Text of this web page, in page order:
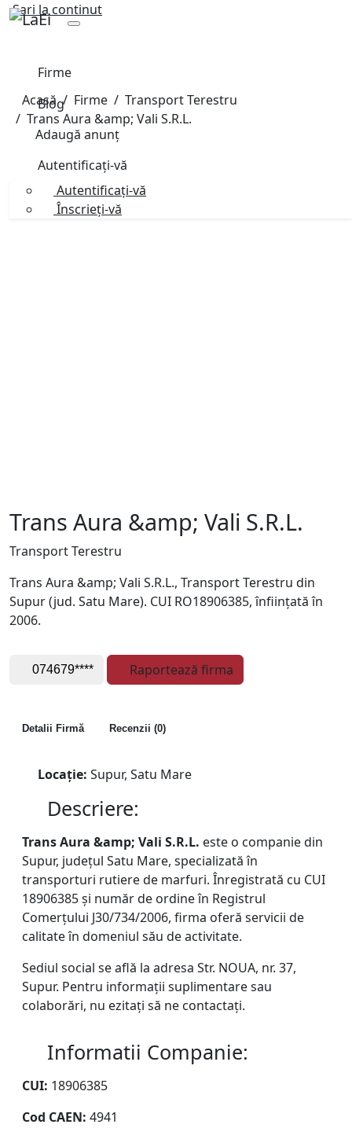
Sari la continut
Firme
Blog
Adaugă anunț
Autentificați-vă
Autentificați-vă
Înscrieți-vă
Acasă Firme
Transport Terestru
Trans Aura &amp; Vali S.R.L.
Trans Aura &amp; Vali S.R.L.
Transport Terestru
Trans Aura &amp; Vali S.R.L., Transport Terestru din
Supur (jud. Satu Mare). CUI RO18906385, înființată în
2006.
074679**** Raportează firma
Detalii Firmă Recenzii (0)
Locație: Supur, Satu Mare
Descriere:
Trans Aura &amp; Vali S.R.L. este o companie din
Supur, județul Satu Mare, specializată în
transporturi rutiere de marfuri. Înregistrată cu CUI
18906385 și număr de ordine în Registrul
Comerțului J30/734/2006, firma oferă servicii de
calitate în domeniul său de activitate.
Sediul social se află la adresa Str. NOUA, nr. 37,
Supur. Pentru informații suplimentare sau
colaborări, nu ezitați să ne contactați.
Informatii Companie:
CUI: 18906385
Cod CAEN: 4941